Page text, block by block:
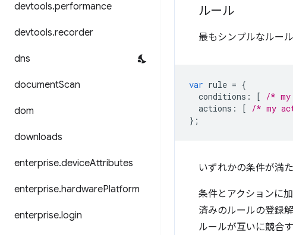
devtools.performance
devtools.recorder
dns
documentScan
dom
downloads
enterprise.deviceAttributes
enterprise.hardwarePlatform
enterprise.login
ルール
最もシンプルなルー
var rule = {
conditions : [ /*
actions : [ /* my
};
いずれかの条件が満
条件とアクションに
済みのルールの登録
ルールが互いに競合